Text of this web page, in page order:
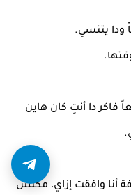
يتنسي.
دا أنتِ كان هاين
أنا وافقت إزاي، مكنش